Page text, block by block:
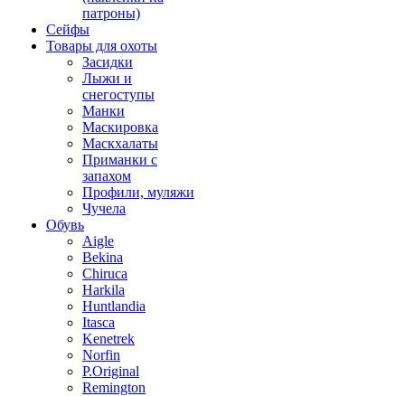
патроны)
Сейфы
Товары для охоты
Засидки
Лыжи и
снегоступы
Манки
Маскировка
Маскхалаты
Приманки с
запахом
Профили, муляжи
Чучела
Обувь
Aigle
Bekina
Chiruсa
Harkila
Huntlandia
Itasca
Kenetrek
Norfin
P.Original
Remington